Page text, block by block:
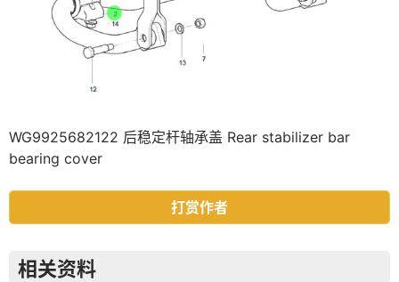
WG9925682122 后稳定杆轴承盖 Rear stabilizer bar
bearing cover
打赏作者
相关资料